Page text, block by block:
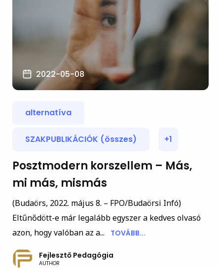
2022-05-08
alternatíva
SZAKPUBLIKÁCIÓK (összes) +1
Posztmodern korszellem – Más,
mi más, mismás
(Budaörs, 2022. május 8. – FPO/Budaörsi Infó)
Eltűnődött-e már legalább egyszer a kedves olvasó
azon, hogy valóban az a...
TOVÁBB...
Fejlesztő Pedagógia
AUTHOR